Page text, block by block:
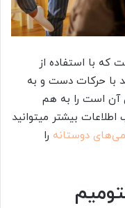
که با استفاده از
با حرکات دست و به
آن است را به هم
بیشتر میتوانید
را